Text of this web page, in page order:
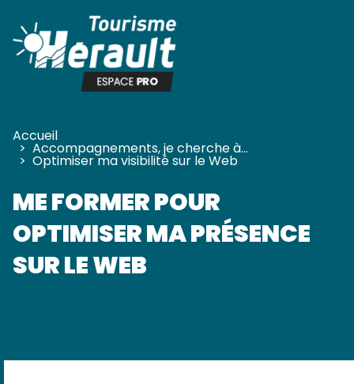
Accueil
> Accompagnements, je cherche à…
> Optimiser ma visibilité sur le Web
ME FORMER POUR
OPTIMISER MA PRÉSENCE
SUR LE WEB